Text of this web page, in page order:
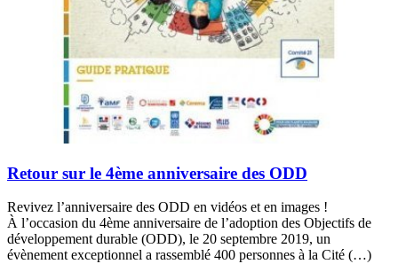
Retour sur le 4ème anniversaire des ODD
Revivez l’anniversaire des ODD en vidéos et en images !
À l’occasion du 4ème anniversaire de l’adoption des Objectifs de
développement durable (ODD), le 20 septembre 2019, un
évènement exceptionnel a rassemblé 400 personnes à la Cité (…)